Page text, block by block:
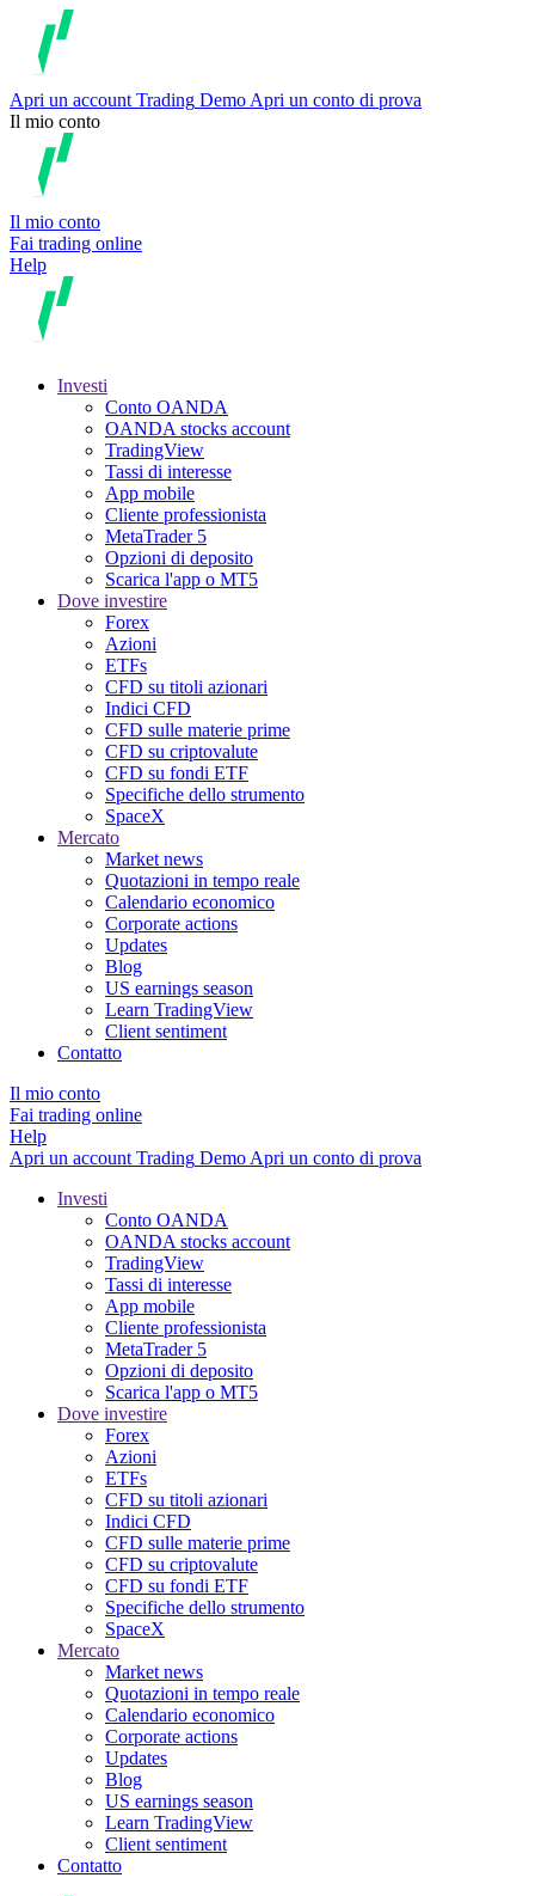
Apri un account Trading Demo Apri un conto di prova
Il mio conto
Il mio conto
Fai trading online
Help
Investi
Conto OANDA
OANDA stocks account
TradingView
Tassi di interesse
App mobile
Cliente professionista
MetaTrader 5
Opzioni di deposito
Scarica l'app o MT5
Dove investire
Forex
Azioni
ETFs
CFD su titoli azionari
Indici CFD
CFD sulle materie prime
CFD su criptovalute
CFD su fondi ETF
Specifiche dello strumento
SpaceX
Mercato
Market news
Quotazioni in tempo reale
Calendario economico
Corporate actions
Updates
Blog
US earnings season
Learn TradingView
Client sentiment
Contatto
Il mio conto
Fai trading online
Help
Apri un account Trading Demo Apri un conto di prova
Investi
Conto OANDA
OANDA stocks account
TradingView
Tassi di interesse
App mobile
Cliente professionista
MetaTrader 5
Opzioni di deposito
Scarica l'app o MT5
Dove investire
Forex
Azioni
ETFs
CFD su titoli azionari
Indici CFD
CFD sulle materie prime
CFD su criptovalute
CFD su fondi ETF
Specifiche dello strumento
SpaceX
Mercato
Market news
Quotazioni in tempo reale
Calendario economico
Corporate actions
Updates
Blog
US earnings season
Learn TradingView
Client sentiment
Contatto